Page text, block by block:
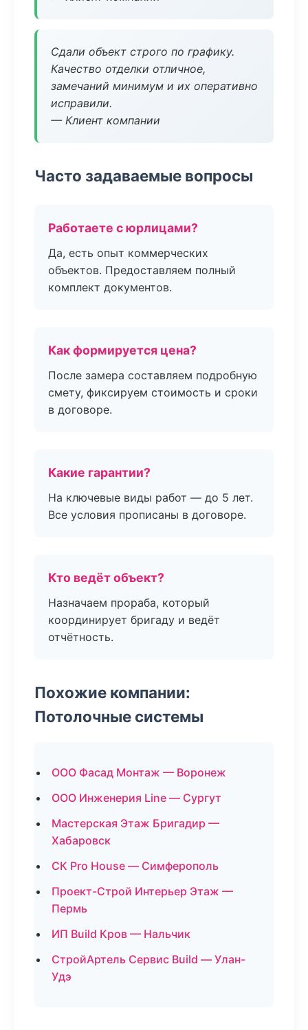
Сдали объект строго по графику.
Качество отделки отличное,
замечаний минимум и их оперативно
исправили.
— Клиент компании
Часто задаваемые вопросы
Работаете с юрлицами?
Да, есть опыт коммерческих
объектов. Предоставляем полный
комплект документов.
Как формируется цена?
После замера составляем подробную
смету, фиксируем стоимость и сроки
в договоре.
Какие гарантии?
На ключевые виды работ — до 5 лет.
Все условия прописаны в договоре.
Кто ведёт объект?
Назначаем прораба, который
координирует бригаду и ведёт
отчётность.
Похожие компании:
Потолочные системы
ООО Фасад Монтаж — Воронеж
ООО Инженерия Line — Сургут
Мастерская Этаж Бригадир —
Хабаровск
СК Pro House — Симферополь
Проект-Строй Интерьер Этаж —
Пермь
ИП Build Кров — Нальчик
СтройАртель Сервис Build — Улан-
Удэ